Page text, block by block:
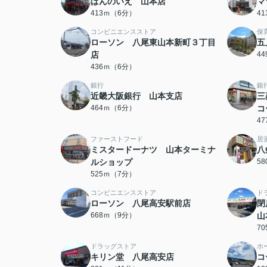
413ｍ（6分）
コンビニエンスストア
ローソン 八尾東山本新町３丁目
店
436ｍ（6分）
保
五
銀行
近畿大阪銀行 山本支店
464ｍ（6分）
銀
ファーストフード
ミスタードーナツ 山本ターミナ
ルショップ
525ｍ（7分）
居
コンビニエンスストア
ローソン 八尾高安駅前店
668ｍ（9分）
ド
ドラッグストア
キリン堂 八尾高安店
ホ